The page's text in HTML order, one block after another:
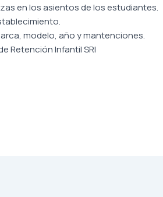
en los asientos de los estudiantes.
modelo, año y mantenciones.
Retención Infantil SRI